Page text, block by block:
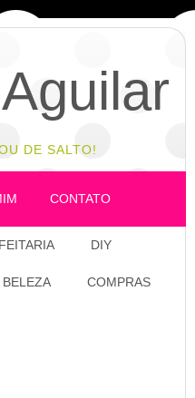
DE SALTO!
CONTATO
DIY
BELEZA COMPRAS